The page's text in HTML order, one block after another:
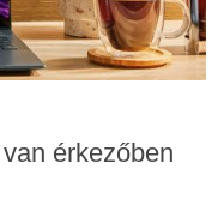
érkezőben